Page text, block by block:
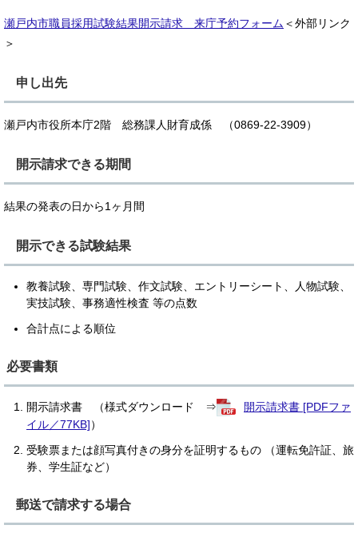
瀬戸内市職員採用試験結果開示請求 来庁予約フォーム ＜外部リンク
＞
申し出先
瀬戸内市役所本庁2階 総務課人財育成係 （0869-22-3909）
開示請求できる期間
結果の発表の日から1ヶ月間​
開示できる試験結果
教養試験、専門試験、作文試験、エントリーシート、人物試験、
実技試験、事務適性検査 等の点数
合計点による順位
必要書類
開示請求書 （様式ダウンロード ⇒
開示請求書 [PDFファ
イル／77KB]）
受験票または顔写真付きの身分を証明するもの （運転免許証、旅
券、学生証など）
郵送で請求する場合